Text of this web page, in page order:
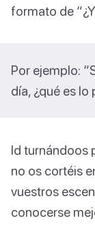
formato de
Por ejemplo:
día, ¿qué es lo
Id turnándoos
no os cortéis
vuestros
conocerse